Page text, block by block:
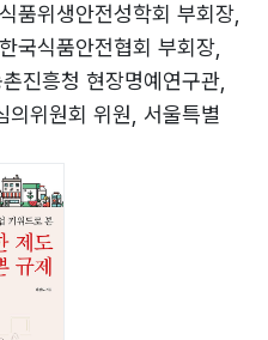
품위생안전성학회 부회장,
국식품안전협회 부회장,
진흥청 현장명예연구관,
의위원회 위원, 서울특별
임하면서 식품안전정책
문화일보〉에 ‘하상도 교수
음료신문〉에 ‘하상도의 식
발한 언론 활동도 펴고 있